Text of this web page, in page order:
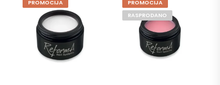
PROMOCIJA
PROMOCIJA
RASPRODANO